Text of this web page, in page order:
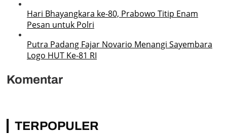
Hari Bhayangkara ke-80, Prabowo Titip Enam
Pesan untuk Polri
Putra Padang Fajar Novario Menangi Sayembara
Logo HUT Ke-81 RI
Komentar
TERPOPULER